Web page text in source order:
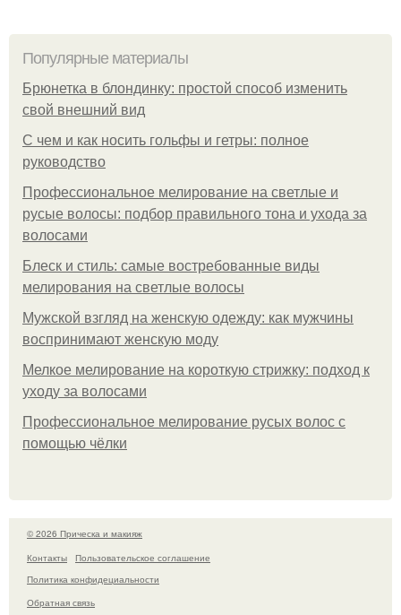
Популярные материалы
Брюнетка в блондинку: простой способ изменить
свой внешний вид
С чем и как носить гольфы и гетры: полное
руководство
Профессиональное мелирование на светлые и
русые волосы: подбор правильного тона и ухода за
волосами
Блеск и стиль: самые востребованные виды
мелирования на светлые волосы
Мужской взгляд на женскую одежду: как мужчины
воспринимают женскую моду
Мелкое мелирование на короткую стрижку: подход к
уходу за волосами
Профессиональное мелирование русых волос с
помощью чёлки
© 2026 Прическа и макияж
Контакты
Пользовательское соглашение
Политика конфидециальности
Обратная связь